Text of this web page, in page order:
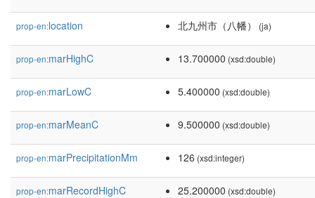
prop-en:location 北九州市（八幡） (ja)
prop-en:marHighC 13.700000 (xsd:double)
prop-en:marLowC 5.400000 (xsd:double)
prop-en:marMeanC 9.500000 (xsd:double)
prop-en:marPrecipitationMm 126 (xsd:integer)
prop-en:marRecordHighC 25.200000 (xsd:double)